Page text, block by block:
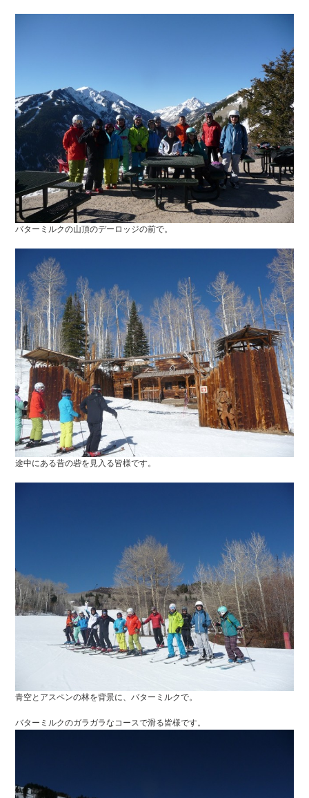
バターミルクの山頂のデーロッジの前で。
途中にある昔の砦を見入る皆様です。
青空とアスペンの林を背景に、バターミルクで。
バターミルクのガラガラなコースで滑る皆様です。